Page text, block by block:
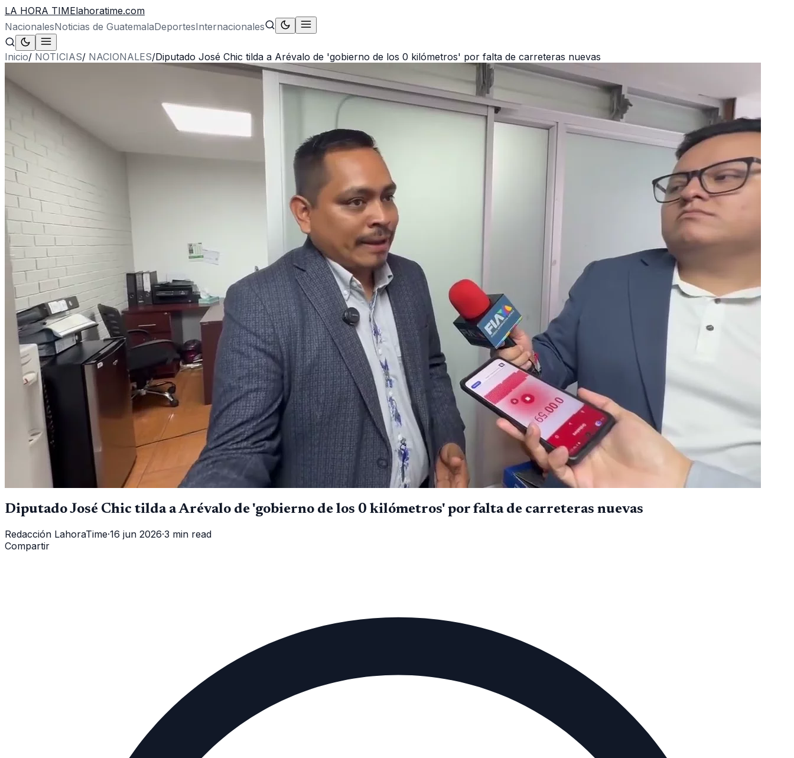
LA HORA TIMElahoratime.com
NacionalesNoticias de GuatemalaDeportesInternacionales
Inicio/ NOTICIAS/ NACIONALES/Diputado José Chic tilda a Arévalo de 'gobierno de los 0 kilómetros' por falta de carreteras nuevas
Diputado José Chic tilda a Arévalo de 'gobierno de los 0 kilómetros' por falta de carreteras nuevas
Redacción LahoraTime·16 jun 2026·3 min read
Compartir